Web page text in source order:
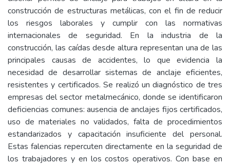
construcción de estructuras metálicas, con el fin de reducir
los riesgos laborales y cumplir con las normativas
internacionales de seguridad. En la industria de la
construcción, las caídas desde altura representan una de las
principales causas de accidentes, lo que evidencia la
necesidad de desarrollar sistemas de anclaje eficientes,
resistentes y certificados. Se realizó un diagnóstico de tres
empresas del sector metalmecánico, donde se identificaron
deficiencias comunes: ausencia de anclajes fijos certificados,
uso de materiales no validados, falta de procedimientos
estandarizados y capacitación insuficiente del personal.
Estas falencias repercuten directamente en la seguridad de
los trabajadores y en los costos operativos. Con base en